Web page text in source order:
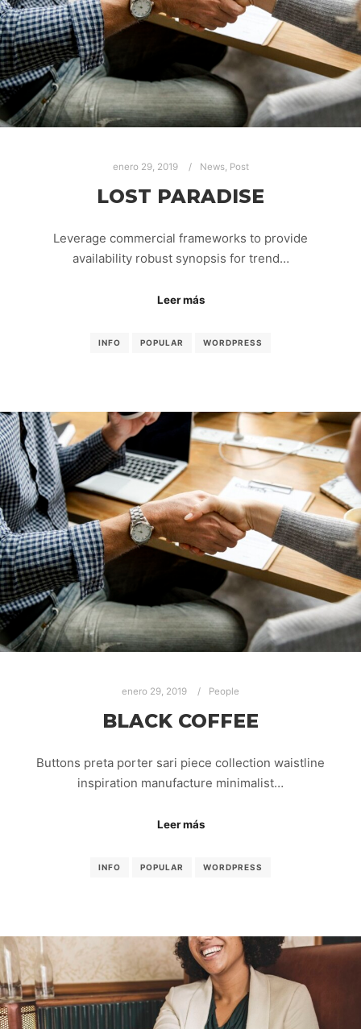
enero 29, 2019 News, Post
LOST PARADISE
Leverage commercial frameworks to provide
availability robust synopsis for trend…
Leer más
INFO POPULAR WORDPRESS
enero 29, 2019 People
BLACK COFFEE
Buttons preta porter sari piece collection waistline
inspiration manufacture minimalist…
Leer más
INFO POPULAR WORDPRESS